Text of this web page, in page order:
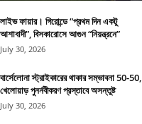
লাইভ ফায়ার। গিরোন্ডে “প্রথম দিন একটু
আশাবাদী”, বিসকারোসে আগুন “নিয়ন্ত্রনে”
July 30, 2026
বার্সেলোনা স্ট্রাইকারের থাকার সম্ভাবনা 50-50,
খেলোয়াড় পুনর্নবীকরণ প্রস্তাবে অসন্তুষ্ট
July 30, 2026